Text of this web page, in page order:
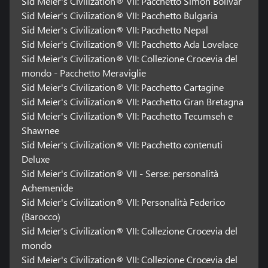
giocatori nell'Epoca Moderna. Potrebbero applicarsi restrizioni alle
dimensioni della mappa durante alcune partite multigiocatore in
crossplay. Maggiori informazioni disponibili all'indirizzo:
https://2kgam.es/Civ7FAQ. Si applicano termini.
Termini di servizio del software disponibili nel gioco e su
www.take2games.com/legal.
L'accesso non trasferibile a funzionalità e/o contenuti speciali,
quali elementi sbloccabili/scaricabili/online e contenuti
bonus/servizi/funzionalità/servizi multigiocatore, potrebbero
richiedere un codice seriale monouso, costi aggiuntivi e/o la
registrazione di un account online non trasferibile (età minima
variabile). Per maggiori dettagli, visita www.take2games.com/legal
e www.take2games.com/privacy. L'accesso ad alcune funzionalità
speciali potrebbe richiedere una connessione Internet, non essere
disponibile per tutti gli utenti o in ogni momento ed è soggetto a
interruzione, modifica o offerta con termini diversi senza
comunicazione preventiva.
La violazione dei Termini di Servizio, del Codice di condotta o di
altri accordi può risultare nella limitazione o sospensione
Sid Meier's Civilization® VII: Pacchetto Bulgaria
Sid Meier's Civilization® VII: Pacchetto Nepal
Sid Meier's Civilization® VII: Pacchetto Ada Lovelace
Sid Meier's Civilization® VII: Collezione Crocevia del
mondo - Pacchetto Meraviglie
Sid Meier's Civilization® VII: Pacchetto Cartagine
Sid Meier's Civilization® VII: Pacchetto Gran Bretagna
Sid Meier's Civilization® VII: Pacchetto Tecumseh e
Shawnee
Sid Meier's Civilization® VII: Pacchetto contenuti
Deluxe
Sid Meier's Civilization® VII - Serse: personalità
Achemenide
Sid Meier's Civilization® VII: Personalità Federico
(Barocco)
Sid Meier's Civilization® VII: Collezione Crocevia del
mondo
Sid Meier's Civilization® VII: Collezione Crocevia del